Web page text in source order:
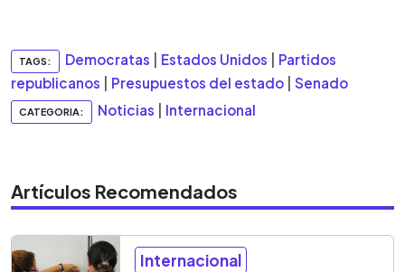
TAGS: Democratas Estados Unidos
Partidos
republicanos
Presupuestos del estado Senado
CATEGORIA: Noticias Internacional
Artículos Recomendados
Internacional